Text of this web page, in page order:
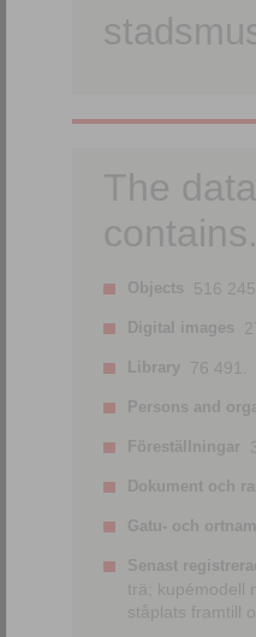
The
Objects 516 245.
Digital images
Library 76 491.
Persons and
Föreställningar
Dokument och
Gatu- och
Senast
trä; kupémodell
ståplats framtill